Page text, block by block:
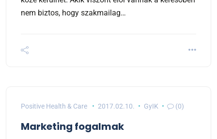
nem biztos, hogy szakmailag…
Positive Health & Care 2017.02.10. GyIK (0)
Marketing fogalmak